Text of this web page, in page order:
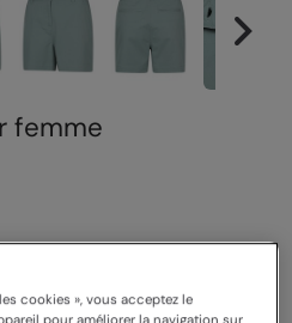
femme
cookies », vous acceptez le